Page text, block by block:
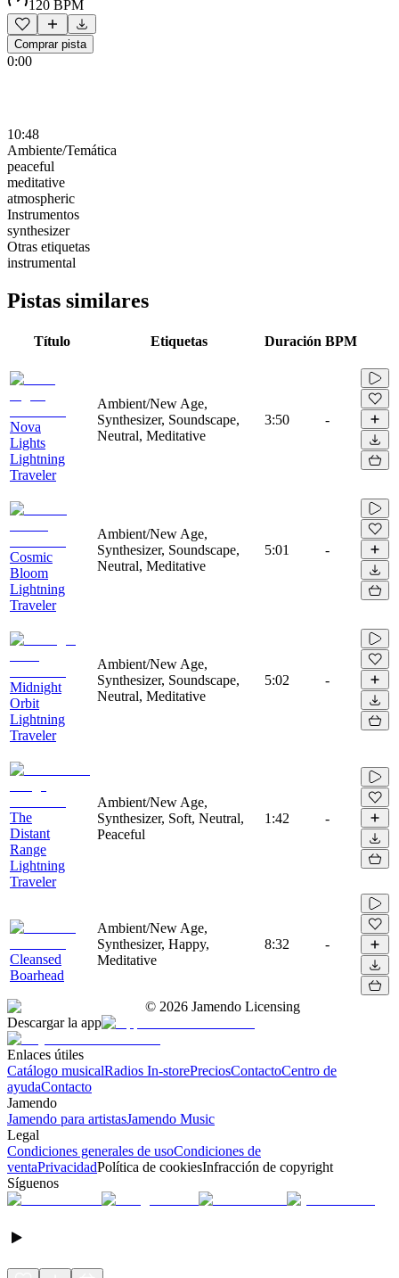
120 BPM
Comprar pista
0:00
10:48
Ambiente/Temática
peaceful
meditative
atmospheric
Instrumentos
synthesizer
Otras etiquetas
instrumental
Pistas similares
Título Etiquetas Duración BPM
Nova
Lights
Lightning
Traveler
Ambient/New Age,
Synthesizer, Soundscape,
Neutral, Meditative
3:50 -
Cosmic
Bloom
Lightning
Traveler
Ambient/New Age,
Synthesizer, Soundscape,
Neutral, Meditative
5:01 -
Midnight
Orbit
Lightning
Traveler
Ambient/New Age,
Synthesizer, Soundscape,
Neutral, Meditative
5:02 -
The
Distant
Range
Lightning
Traveler
Ambient/New Age,
Synthesizer, Soft, Neutral,
Peaceful
1:42 -
Cleansed
Boarhead
Ambient/New Age,
Synthesizer, Happy,
Meditative
8:32 -
© 2026 Jamendo Licensing
Descargar la app
Enlaces útiles
Catálogo musicalRadios In-storePreciosContactoCentro de
ayudaContacto
Jamendo
Jamendo para artistasJamendo Music
Legal
Condiciones generales de usoCondiciones de
ventaPrivacidadPolítica de cookiesInfracción de copyright
Síguenos